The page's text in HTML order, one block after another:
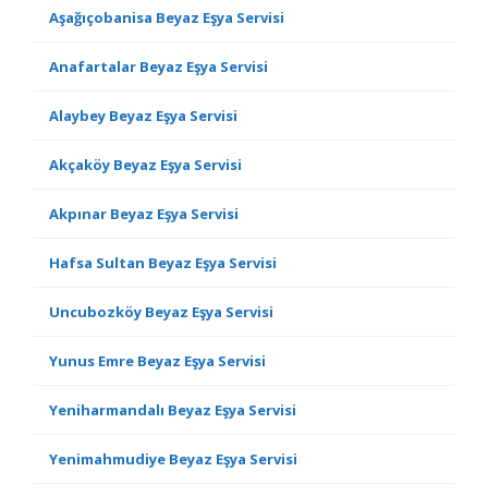
Aşağıçobanisa Beyaz Eşya Servisi
Anafartalar Beyaz Eşya Servisi
Alaybey Beyaz Eşya Servisi
Akçaköy Beyaz Eşya Servisi
Akpınar Beyaz Eşya Servisi
Hafsa Sultan Beyaz Eşya Servisi
Uncubozköy Beyaz Eşya Servisi
Yunus Emre Beyaz Eşya Servisi
Yeniharmandalı Beyaz Eşya Servisi
Yenimahmudiye Beyaz Eşya Servisi